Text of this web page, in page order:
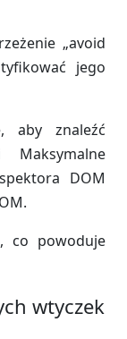
„avoid
jego
aby znaleźć
DOM
co powoduje
wtyczek